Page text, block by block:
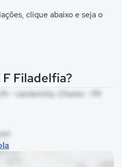
clique abaixo e seja o
F Filadelfia?
- cavianinha, Chaves - PA